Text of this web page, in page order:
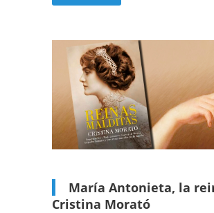
María Antonieta, la
Cristina Morató